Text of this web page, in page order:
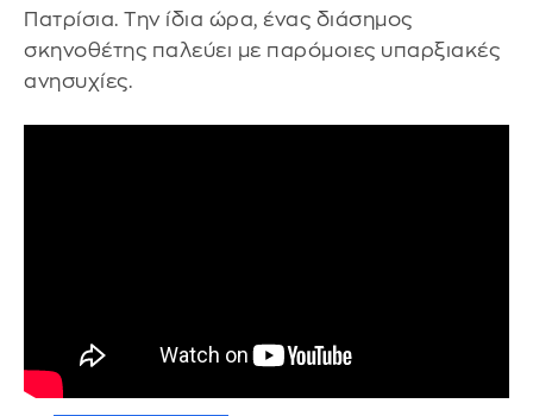
Πατρίσια. Την ίδια ώρα, ένας διάσημος
σκηνοθέτης παλεύει με παρόμοιες υπαρξιακές
ανησυχίες.